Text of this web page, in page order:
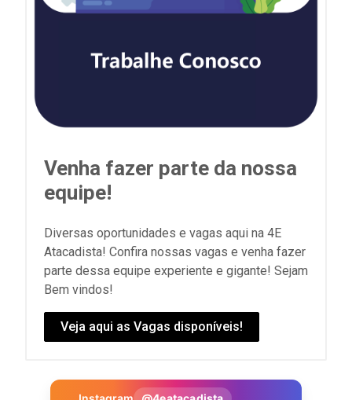
Venha fazer parte da nossa
equipe!
Diversas oportunidades e vagas aqui na 4E
Atacadista! Confira nossas vagas e venha fazer
parte dessa equipe experiente e gigante! Sejam
Bem vindos!
Veja aqui as Vagas disponíveis!